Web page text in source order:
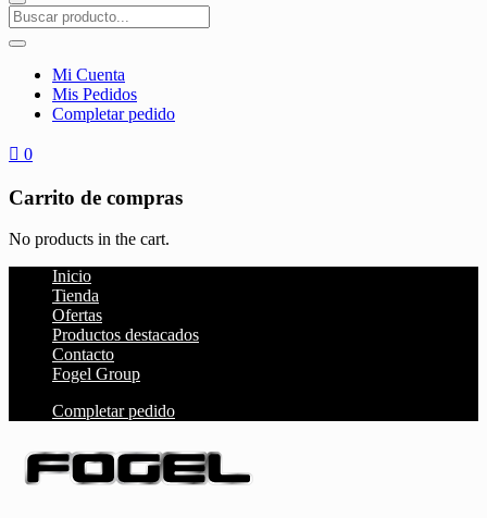
Mi Cuenta
Mis Pedidos
Completar pedido
0
Carrito de compras
No products in the cart.
Inicio
Tienda
Ofertas
Productos destacados
Contacto
Fogel Group
Completar pedido